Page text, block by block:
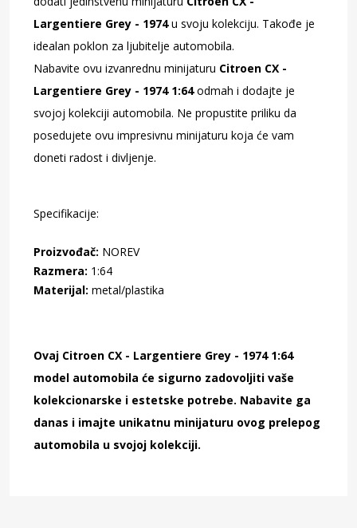
Largentiere Grey - 1974u svoju kolekciju. Takođe je
idealan poklon za ljubitelje automobila.
Nabavite ovu izvanrednu minijaturu Citroen CX -
Largentiere Grey - 1974 1:64odmah i dodajte je
svojoj kolekciji automobila. Ne propustite priliku da
posedujete ovu impresivnu minijaturu koja će vam
doneti radost i divljenje.
Specifikacije:
Proizvođač: NOREV
Razmera: 1:64
Materijal: metal/plastika
Ovaj Citroen CX - Largentiere Grey - 1974 1:64
model automobila će sigurno zadovoljiti vaše
kolekcionarske i estetske potrebe. Nabavite ga
danas i imajte unikatnu minijaturu ovog prelepog
automobila u svojoj kolekciji.